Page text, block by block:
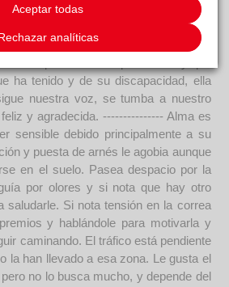
nos ha hecho sonreír desde el minuto
enormemente afortunados. Somos
en el albergue, de estar descubriendo
ha tenido y de su discapacidad, ella
nuestra voz, se tumba a nuestro
y agradecida. --------------- Alma es
sensible debido principalmente a su
y puesta de arnés le agobia aunque
en el suelo. Pasea despacio por la
por olores y si nota que hay otro
saludarle. Si nota tensión en la correa
y hablándole para motivarla y
caminando. El tráfico está pendiente
la han llevado a esa zona. Le gusta el
no lo busca mucho, y depende del
Aceptar todas
analíticas